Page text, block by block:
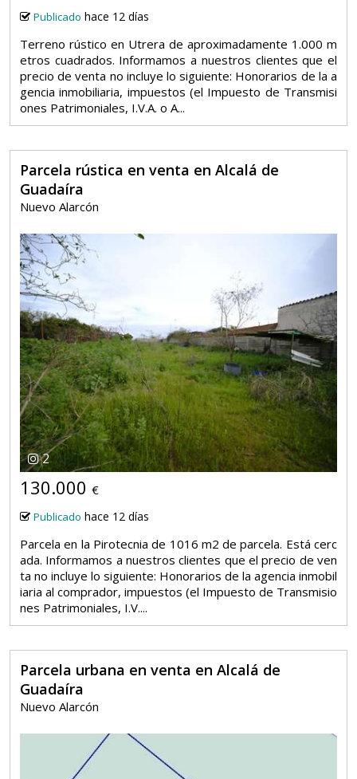
Publicado hace 12 días
Terreno rústico en Utrera de aproximadamente 1.000 m
etros cuadrados. Informamos a nuestros clientes que el
precio de venta no incluye lo siguiente: Honorarios de la a
gencia inmobiliaria, impuestos (el Impuesto de Transmisi
ones Patrimoniales, I.V.A. o A...
Parcela rústica en venta en Alcalá de
Guadaíra
Nuevo Alarcón
2
130.000 €
Publicado hace 12 días
Parcela en la Pirotecnia de 1016 m2 de parcela. Está cerc
ada. Informamos a nuestros clientes que el precio de ven
ta no incluye lo siguiente: Honorarios de la agencia inmobil
iaria al comprador, impuestos (el Impuesto de Transmisio
nes Patrimoniales, I.V....
Parcela urbana en venta en Alcalá de
Guadaíra
Nuevo Alarcón